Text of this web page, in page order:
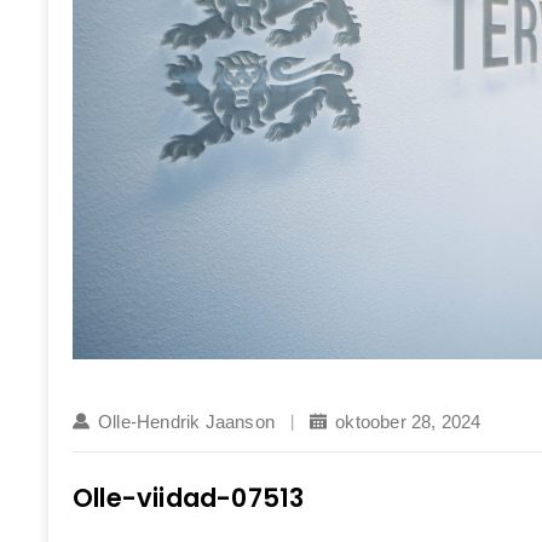
Olle-Hendrik Jaanson oktoober 28, 2024
Olle-viidad-07513